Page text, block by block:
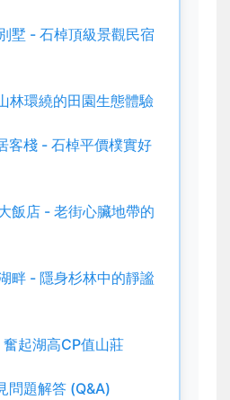
墅 - 石棹頂級景觀民宿
林環繞的田園生態體驗
客棧 - 石棹平價樸實好
飯店 - 老街心臟地帶的
畔 - 隱身杉林中的靜謐
起湖高CP值山莊
問題解答 (Q&A)